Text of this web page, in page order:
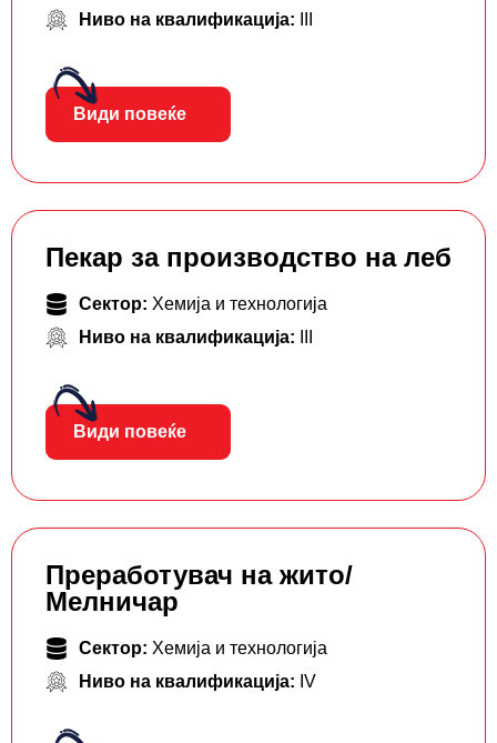
Ниво на квалификација:
Види повеќе
Пекар за производство на леб
Сектор: Хемија и технологија
Ниво на квалификација:
Види повеќе
Преработувач на жито/
Мелничар
Сектор: Хемија и технологија
Ниво на квалификација: IV